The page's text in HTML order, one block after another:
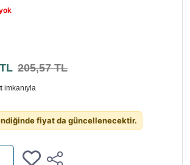
TL 205,57 TL
imkanıyla
fiyat da güncellenecektir.